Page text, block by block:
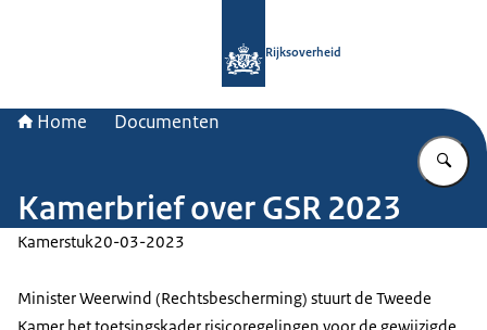
Rijksoverheid
Home Documenten
Kamerbrief over GSR 2023
Kamerstuk20-03-2023
Minister Weerwind (Rechtsbescherming) stuurt de Tweede